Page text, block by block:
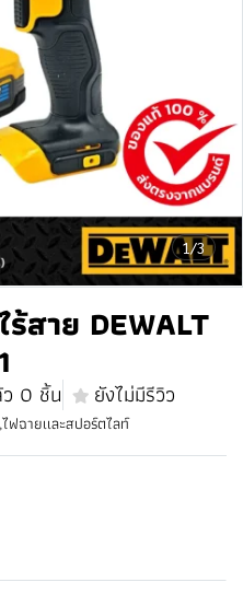
1/3
สาย DEWALT
0 ชิ้น ยังไม่มีรีวิว
,ไฟฉายเเละสปอร์ตไลท์